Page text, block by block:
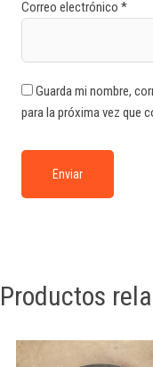
Correo electrónico *
Guarda mi nombre,
para la próxima vez que
Productos